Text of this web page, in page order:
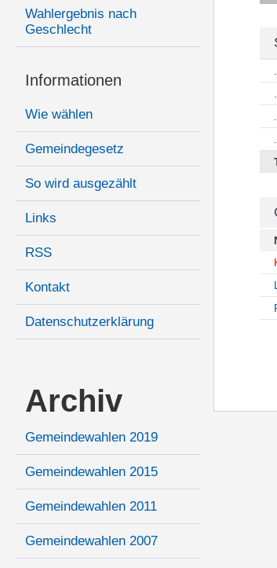
Wahlergebnis nach
Geschlecht
Informationen
Wie wählen
Gemeindegesetz
So wird ausgezählt
Links
RSS
Kontakt
Datenschutzerklärung
Archiv
Gemeindewahlen 2019
Gemeindewahlen 2015
Gemeindewahlen 2011
Gemeindewahlen 2007